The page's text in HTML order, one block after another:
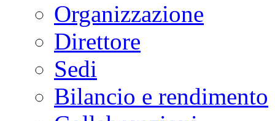
Organizzazione
Direttore
Sedi
Bilancio e rendimento